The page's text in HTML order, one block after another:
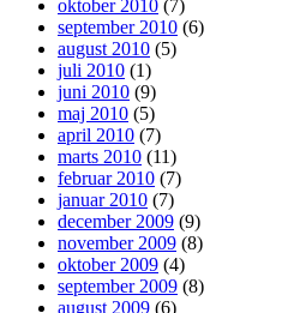
oktober 2010 (7)
september 2010 (6)
august 2010 (5)
juli 2010 (1)
juni 2010 (9)
maj 2010 (5)
april 2010 (7)
marts 2010 (11)
februar 2010 (7)
januar 2010 (7)
december 2009 (9)
november 2009 (8)
oktober 2009 (4)
september 2009 (8)
august 2009 (6)